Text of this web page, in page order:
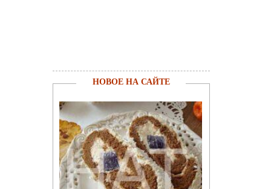
НОВОЕ НА САЙТЕ